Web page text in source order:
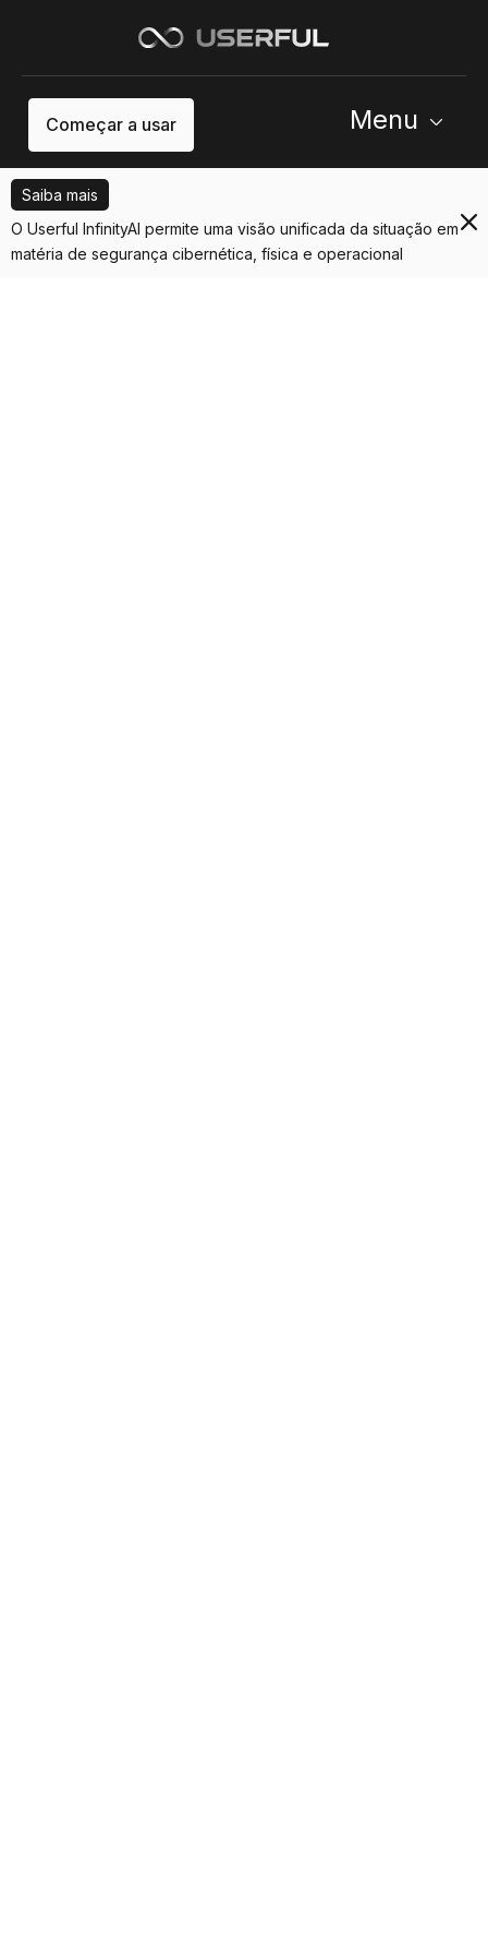
Começar a usar Menu
Saiba mais
O Userful InfinityAI permite uma visão unificada da situação em
matéria de segurança cibernética, física e operacional